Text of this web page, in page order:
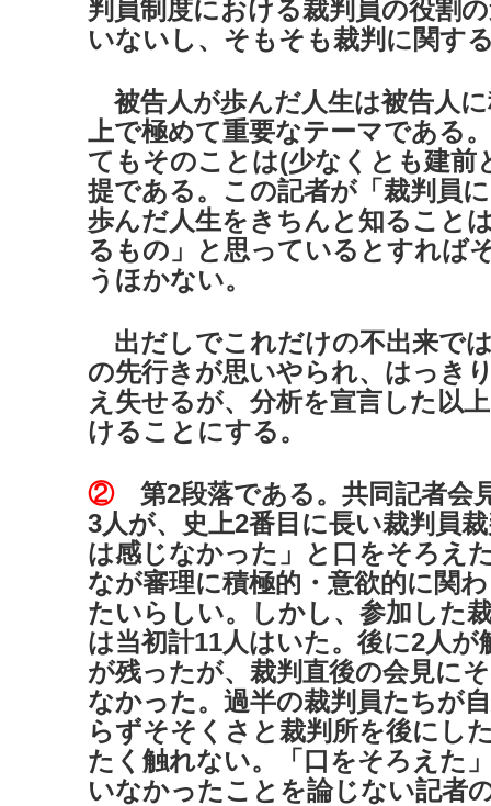
判員制度における裁判員の役割
いないし、そもそも裁判に関す
被告人が歩んだ人生は被告人
上で極めて重要なテーマである
てもそのことは(少なくとも建前
提である。この記者が「裁判員
歩んだ人生をきちんと知ること
るもの」と思っているとすれば
うほかない。
出だしでこれだけの不出来で
の先行きが思いやられ、はっき
え失せるが、分析を宣言した以
けることにする。
②第2段落である。共同記者会
3人が、史上2番目に長い裁判員
は感じなかった」と口をそろえ
なが審理に積極的・意欲的に関
たいらしい。しかし、参加した
は当初計11人はいた。後に2人が
が残ったが、裁判直後の会見に
なかった。過半の裁判員たちが
らずそそくさと裁判所を後にし
たく触れない。「口をそろえた
いなかったことを論じない記者